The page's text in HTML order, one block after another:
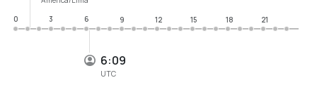
6:09
UTC
0
3 6 9 12 15 18 21